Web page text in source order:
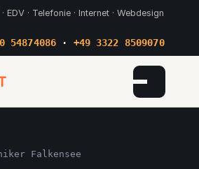
EDV · Telefonie · Internet · Webdesign
54874086 · +49 3322 8509070
Menü
Falkensee